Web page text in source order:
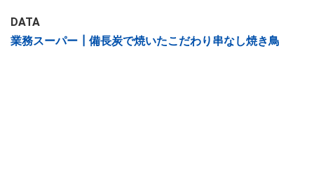
DATA
業務スーパー┃備長炭で焼いたこだわり串なし焼き鳥